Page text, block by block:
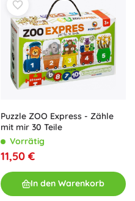
Puzzle ZOO Express - Zähle
mit mir 30 Teile
Vorrätig
11,50 €
In den Warenkorb